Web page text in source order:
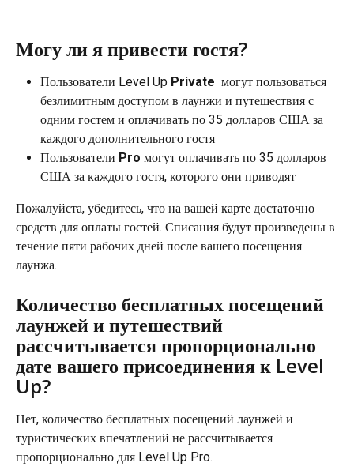
Могу ли я привести гостя?
Пользователи Level Up Private могут пользоваться
безлимитным доступом в лаунжи и путешествия с
одним гостем и оплачивать по 35 долларов США за
каждого дополнительного гостя
Пользователи Pro могут оплачивать по 35 долларов
США за каждого гостя, которого они приводят
Пожалуйста, убедитесь, что на вашей карте достаточно
средств для оплаты гостей. Списания будут произведены в
течение пяти рабочих дней после вашего посещения
лаунжа.
Количество бесплатных посещений
лаунжей и путешествий
рассчитывается пропорционально
дате вашего присоединения к Level
Up?
Нет, количество бесплатных посещений лаунжей и
туристических впечатлений не рассчитывается
пропорционально для Level Up Pro.